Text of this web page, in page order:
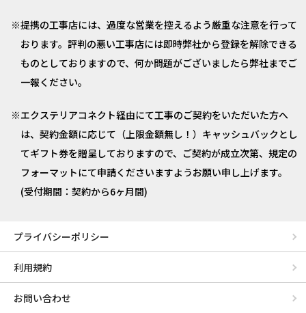
提携の工事店には、過度な営業を控えるよう厳重な注意を行って
おります。評判の悪い工事店には即時弊社から登録を解除できる
ものとしておりますので、何か問題がございましたら弊社までご
一報ください。
エクステリアコネクト経由にて工事のご契約をいただいた方へ
は、契約金額に応じて（上限金額無し！）キャッシュバックとし
てギフト券を贈呈しておりますので、ご契約が成立次第、規定の
フォーマットにて申請くださいますようお願い申し上げます。
(受付期間：契約から6ヶ月間)
プライバシーポリシー
利用規約
お問い合わせ